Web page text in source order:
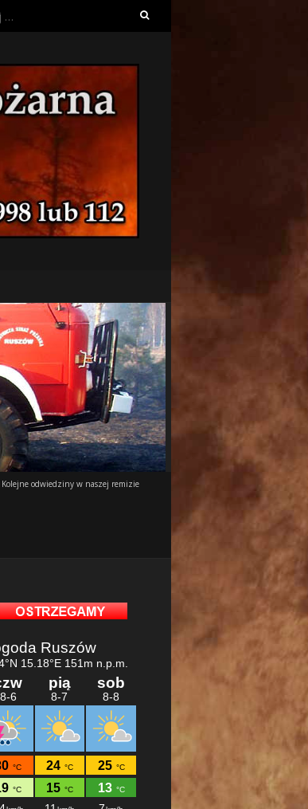
Kolejne odwiedziny w naszej remizie